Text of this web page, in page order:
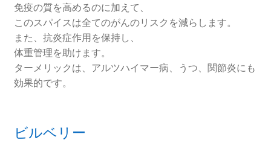
免疫の質を高めるのに加えて、
このスパイスは全てのがんのリスクを減らします。
また、抗炎症作用を保持し、
体重管理を助けます。
ターメリックは、アルツハイマー病、うつ、関節炎にも
効果的です。
ビルベリー